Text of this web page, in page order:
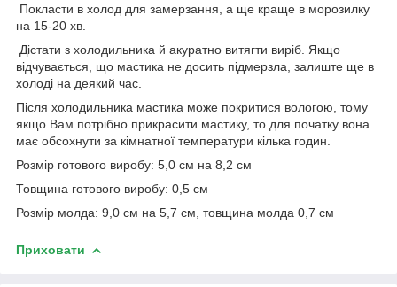
Покласти в холод для замерзання, а ще краще в морозилку
на 15-20 хв.
Дістати з холодильника й акуратно витягти виріб. Якщо
відчувається, що мастика не досить підмерзла, залиште ще в
холоді на деякий час.
Після холодильника мастика може покритися вологою, тому
якщо Вам потрібно прикрасити мастику, то для початку вона
має обсохнути за кімнатної температури кілька годин.
Розмір готового виробу: 5,0 см на 8,2 см
Товщина готового виробу: 0,5 см
Розмір молда: 9,0 см на 5,7 см, товщина молда 0,7 см
Приховати